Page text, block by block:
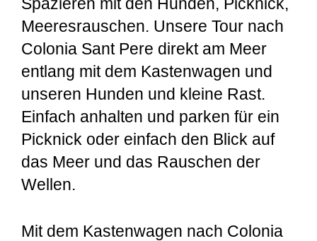
Meeresrauschen. Unsere Tour nach
Colonia Sant Pere direkt am Meer
entlang mit dem Kastenwagen und
unseren Hunden und kleine Rast.
Einfach anhalten und parken für ein
Picknick oder einfach den Blick auf
das Meer und das Rauschen der
Wellen.
Mit dem Kastenwagen nach Colonia